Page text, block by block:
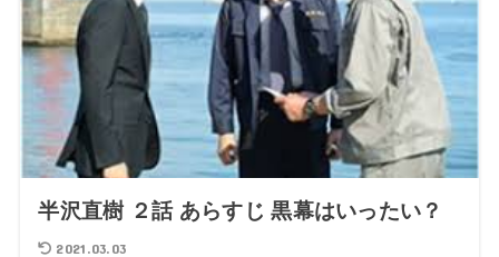
半沢直樹 ２話 あらすじ 黒幕はいったい？
2021.03.03